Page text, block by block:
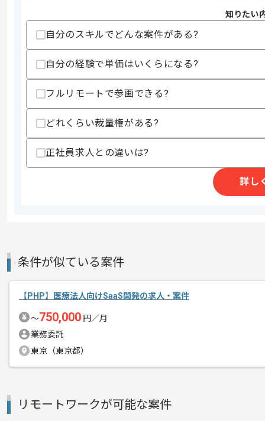
ム
Webサイト
特徴 参画実績あり , 20代活
スキル
求めるスキル
・システムエンジニアとしての実務経
・PHP/Laravelを用いた開発経験(2年以
・データベースの基本操作経験(MySQL
・設計書作成経験(基本設計と詳細設計)
・セキュリティ対策の知識や実践経験
・アジャイル開発の経験
・デプロイ経験
精算条件
支払いサイト
知りたい
自分のスキルでどんな案件がある?
自分の経験で単価はいくらになる?
フルリモートで参画できる?
どれくらい裁量権がある?
正社員求人との違いは?
詳し
条件が似ている案件
【PHP】医療法人向けSaaS開発の求人・案件
〜750,000 円／月
業務委託
東京（東京都）
リモートワークが可能な案件